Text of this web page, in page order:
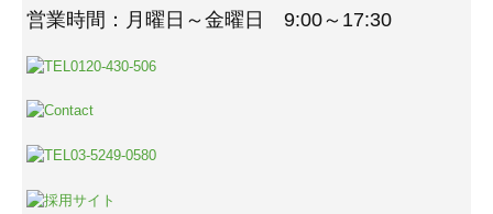
営業時間：月曜日～金曜日 9:00～17:30